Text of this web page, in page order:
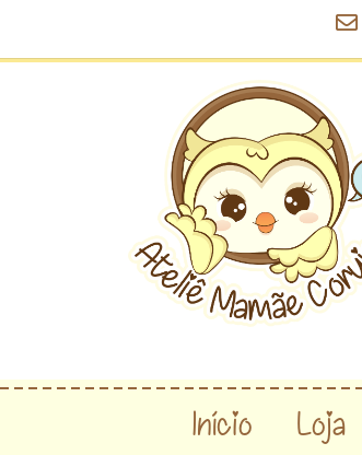
Início Loja